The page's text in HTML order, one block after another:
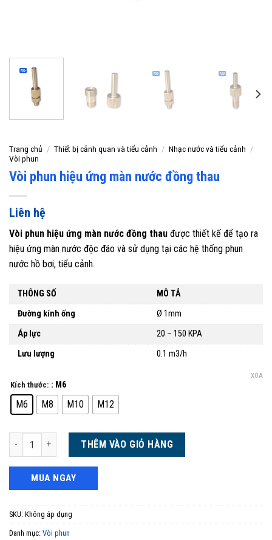
Trang chủ / Thiết bị cảnh quan và tiểu cảnh / Nhạc nước và tiểu cảnh /
Vòi phun
Vòi phun hiệu ứng màn nước đồng thau
Liên hệ
Vòi phun hiệu ứng màn nước đồng thau được thiết kế để tạo ra
hiệu ứng màn nước độc đáo và sử dụng tại các hệ thống phun
nước hồ bơi, tiểu cảnh.
THÔNG SỐ
MÔ TẢ
Đường kính ống
Ø 1mm
Áp lực
20 – 150 KPA
Lưu lượng
0.1 m3/h
Kích thước: : M6
M6 M8 M10 M12
XÓA
Vòi phun hiệu ứng màn nước đồng thau số lượng
THÊM VÀO GIỎ HÀNG
MUA NGAY
SKU: Không áp dụng
Danh mục: Vòi phun